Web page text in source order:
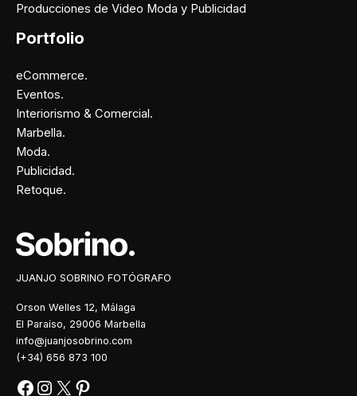
Producciones de Video Moda y Publicidad
Portfolio
eCommerce.
Eventos.
Interiorismo & Comercial.
Marbella.
Moda.
Publicidad.
Retoque.
JUANJO SOBRINO FOTÓGRAFO
Orson Welles 12, Málaga
El Paraíso, 29006 Marbella
info@juanjosobrino.com
(+34) 656 873 100